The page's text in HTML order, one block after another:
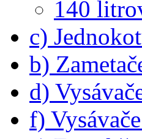
140
c)
b)
d)
f)